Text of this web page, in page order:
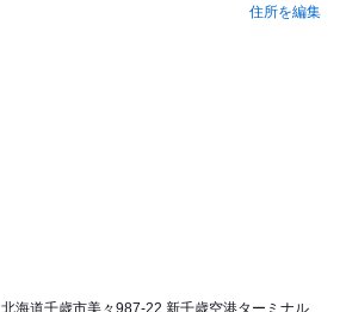
住所を編集